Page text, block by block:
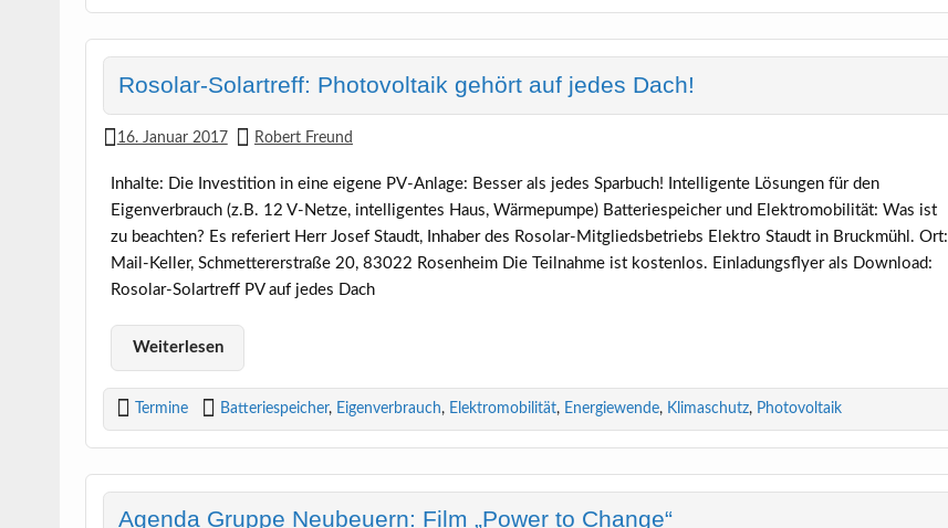
Rosolar-Solartreff: Photovoltaik gehört auf jedes Dach!
16. Januar 2017 Robert Freund
Inhalte: Die Investition in eine eigene PV-Anlage: Besser als jedes Sparbuch! Intelligente Lösungen für den
Eigenverbrauch (z.B. 12 V-Netze, intelligentes Haus, Wärmepumpe) Batteriespeicher und Elektromobilität: Was ist
zu beachten? Es referiert Herr Josef Staudt, Inhaber des Rosolar-Mitgliedsbetriebs Elektro Staudt in Bruckmühl. Ort:
Mail-Keller, Schmettererstraße 20, 83022 Rosenheim Die Teilnahme ist kostenlos. Einladungsflyer als Download:
Rosolar-Solartreff PV auf jedes Dach
Weiterlesen
Termine Batteriespeicher, Eigenverbrauch, Elektromobilität, Energiewende, Klimaschutz, Photovoltaik
Agenda Gruppe Neubeuern: Film „Power to Change“